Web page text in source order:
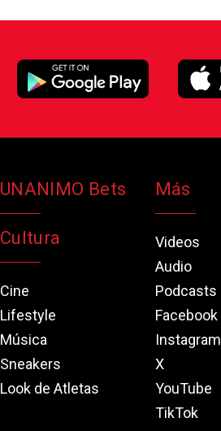
UNANIMO Bets
Cultura
Cine
Lifestyle
Música
Sneakers
Look de Atletas
Más
Videos
Audio
Podcasts
Facebook
Instagram
X
YouTube
TikTok